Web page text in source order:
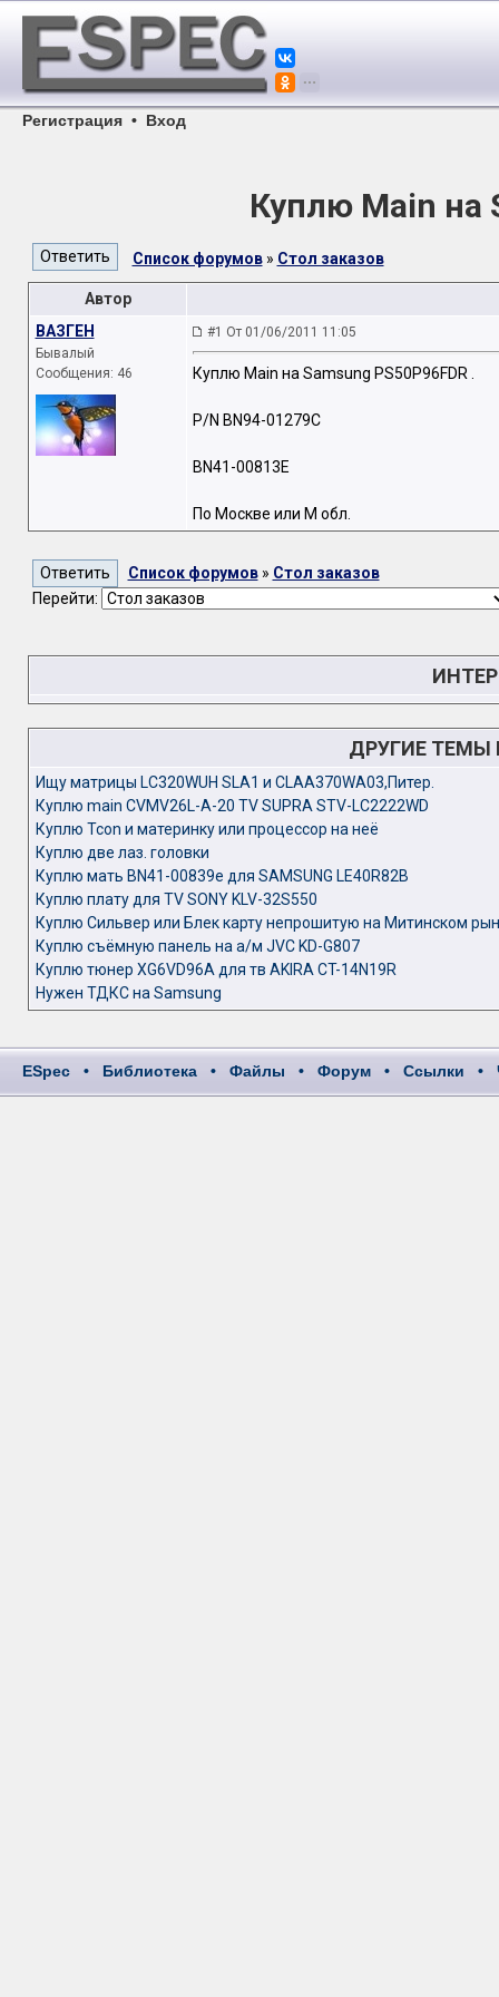
Регистрация • Вход
Куплю Main на
Список форумов» Стол заказов
Автор
ВАЗГЕН
Бывалый
Сообщения: 46
#1 От 01/06/2011 11:05
Куплю Main на Samsung PS50P96FDR .
P/N BN94-01279C
BN41-00813E
По Москве или М обл.
Список форумов» Стол заказов
Перейти:
ДРУГИЕ ТЕМЫ
Ищу матрицы LC320WUH SLA1 и CLAA370WA03,Питер.
Куплю main CVMV26L-A-20 TV SUPRA STV-LC2222WD
Куплю Tcon и материнку или процессор на неё
Куплю две лаз. головки
Куплю мать BN41-00839e для SAMSUNG LE40R82B
Куплю плату для TV SONY KLV-32S550
Куплю Сильвер или Блек карту непрошитую на Митинском
Куплю съёмную панель на а/м JVC KD-G807
Куплю тюнер XG6VD96A для тв AKIRA CT-14N19R
Нужен ТДКС на Samsung
ESpec • Библиотека • Файлы • Форум • Ссылки •